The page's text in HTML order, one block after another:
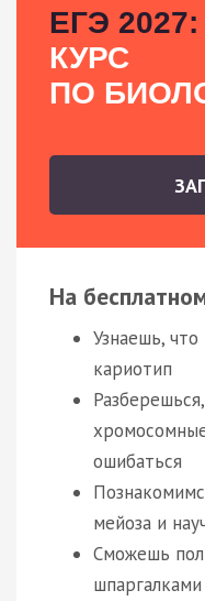
ЕГЭ 2027:
КУРС
ПО
На
Узнаешь,
кариотип
ошибаться
мейоза и
Сможешь